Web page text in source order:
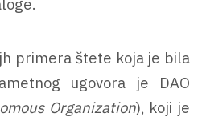
primera štete koja je bila
ugovora je DAO
Organization), koji je